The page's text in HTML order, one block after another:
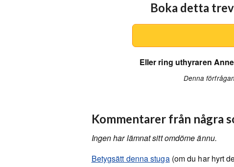
Boka detta
Eller ring uthyraren
Denna
Kommentarer från några
Ingen har lämnat sitt omdöme ännu.
Betygsätt denna stuga(om du har hyrt